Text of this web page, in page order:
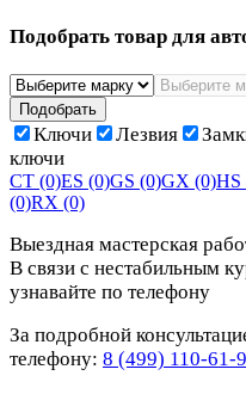
Подобрать товар для
Подобрать
Ключи Лезвия
ключи
CT (0)ES (0)GS (0)GX (0)HS
(0)RX (0)
Выездная мастерская
В связи с нестабильным
узнавайте по телефону
За подробной
телефону: 8 (499) 110-61-